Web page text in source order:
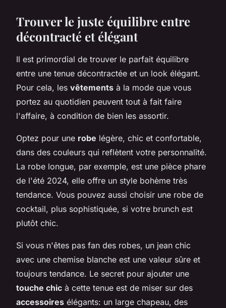
Trouver le juste équilibre entre
décontracté et élégant
Il est primordial de trouver le parfait équilibre
entre une tenue décontractée et un look élégant.
Pour cela, les vêtements à la mode que vous
portez au quotidien peuvent tout à fait faire
l'affaire, à condition de bien les assortir.
Optez pour une robe légère, chic et confortable,
dans des couleurs qui reflètent votre personnalité.
La robe longue, par exemple, est une pièce phare
de l'été 2024, elle offre un style bohème très
tendance. Vous pouvez aussi choisir une robe de
cocktail, plus sophistiquée, si votre brunch est
plutôt chic.
Si vous n'êtes pas fan des robes, un jean chic
avec une chemise blanche est une valeur sûre et
toujours tendance. Le secret pour ajouter une
touche chic à cette tenue est de miser sur des
accessoires élégants: un large chapeau, des